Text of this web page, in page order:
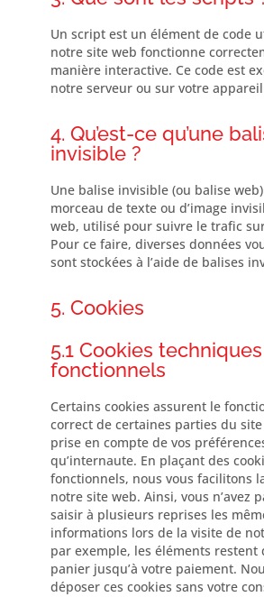
Un script est un élément de code
notre site web fonctionne
manière interactive. Ce code est
notre serveur ou sur votre
4. Qu’est-ce qu’une
invisible ?
Une balise invisible (ou balise
morceau de texte ou d’image
web, utilisé pour suivre le trafic
Pour ce faire, diverses données
sont stockées à l’aide de balises
5. Cookies
5.1 Cookies
fonctionnels
Certains cookies assurent le
correct de certaines parties du
prise en compte de vos
qu’internaute. En plaçant des
fonctionnels, nous vous facilitons
notre site web. Ainsi, vous n’avez
saisir à plusieurs reprises les
informations lors de la visite de
par exemple, les éléments restent
panier jusqu’à votre paiement.
déposer ces cookies sans votre